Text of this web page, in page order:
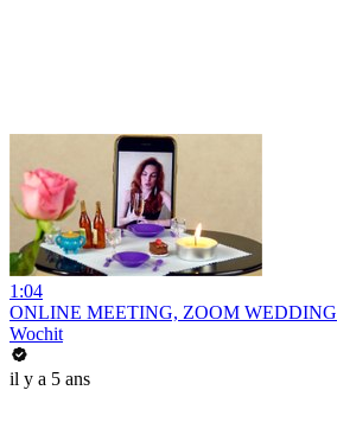
1:04
ONLINE MEETING, ZOOM WEDDING
Wochit
il y a 5 ans